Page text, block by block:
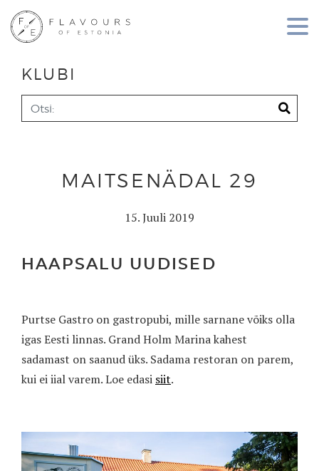
KLUBI
MAITSENÄDAL 29
15. Juuli 2019
HAAPSALU UUDISED
Purtse Gastro on gastropubi, mille sarnane võiks olla
igas Eesti linnas. Grand Holm Marina kahest
sadamast on saanud üks. Sadama restoran on parem,
kui ei iial varem. Loe edasi siit.